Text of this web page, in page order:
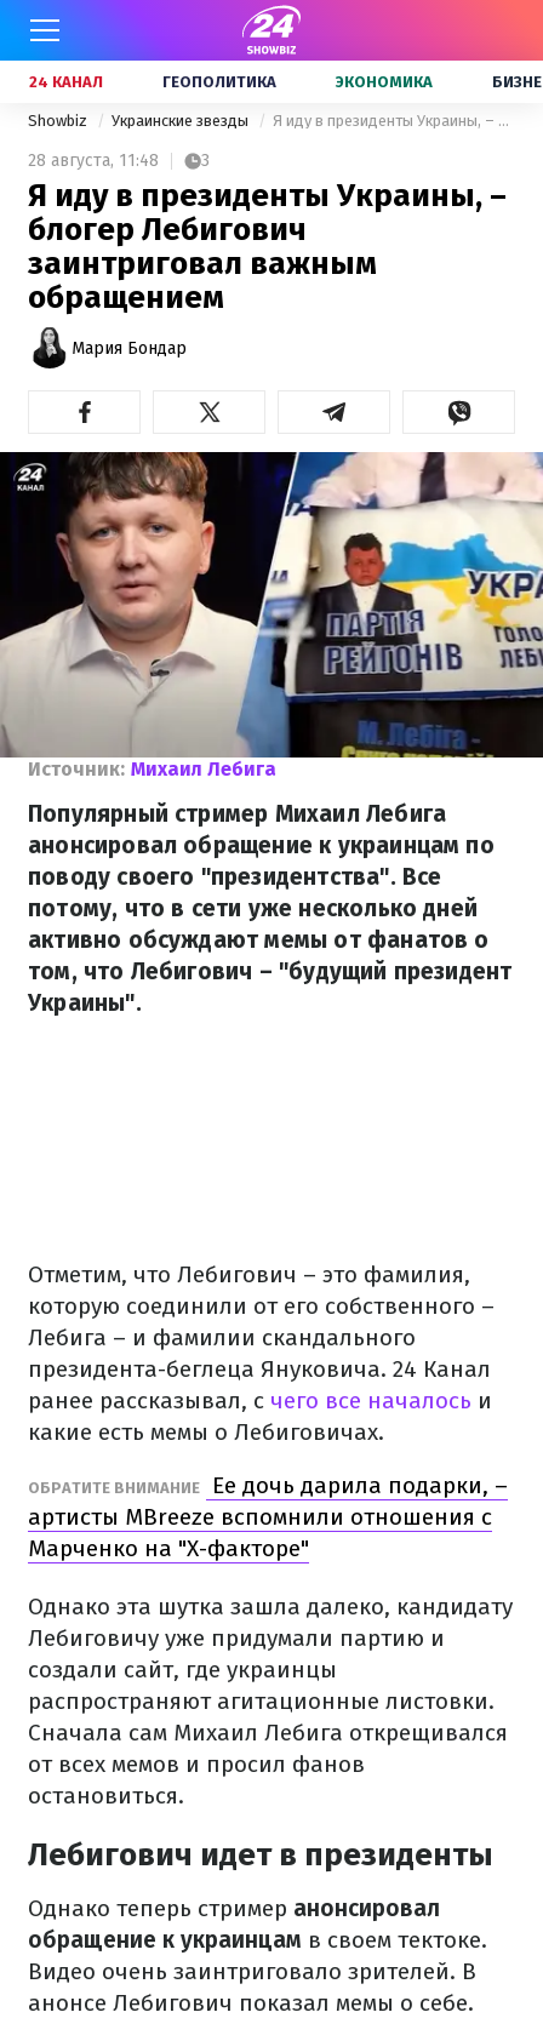
24 КАНАЛ ГЕОПОЛИТИКА ЭКОНОМИКА
Showbiz Украинские звезды Я иду в президенты Украины, – блогер Лебигович заинтриговал важным обращением
28 августа, 11:48 3
Я иду в президенты Украины, –
блогер Лебигович
заинтриговал важным
обращением
Мария Бондар
Источник: Михаил Лебига
Популярный стример Михаил Лебига
анонсировал обращение к украинцам по
поводу своего "президентства". Все
потому, что в сети уже несколько дней
активно обсуждают мемы от фанатов о
том, что Лебигович – "будущий президент
Украины".
Отметим, что Лебигович – это фамилия,
которую соединили от его собственного –
Лебига – и фамилии скандального
президента-беглеца Януковича. 24 Канал
ранее рассказывал, с чего все началось и
какие есть мемы о Лебиговичах.
ОБРАТИТЕ ВНИМАНИЕ
Ее дочь дарила подарки, –
артисты MBreeze вспомнили отношения с
Марченко на "Х-факторе"
Однако эта шутка зашла далеко, кандидату
Лебиговичу уже придумали партию и
создали сайт, где украинцы
распространяют агитационные листовки.
Сначала сам Михаил Лебига открещивался
от всех мемов и просил фанов
остановиться.
Лебигович идет в президенты
Однако теперь стример анонсировал
обращение к украинцам в своем тектоке.
Видео очень заинтриговало зрителей. В
анонсе Лебигович показал мемы о себе.